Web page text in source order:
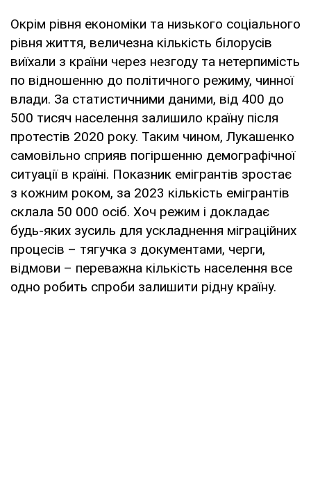
Окрім рівня економіки та низького соціального
рівня життя, величезна кількість білорусів
виїхали з країни через незгоду та нетерпимість
по відношенню до політичного режиму, чинної
влади. За статистичними даними, від 400 до
500 тисяч населення залишило країну після
протестів 2020 року. Таким чином, Лукашенко
самовільно сприяв погіршенню демографічної
ситуації в країні. Показник емігрантів зростає
з кожним роком, за 2023 кількість емігрантів
склала 50 000 осіб. Хоч режим і докладає
будь-яких зусиль для ускладнення міграційних
процесів – тягучка з документами, черги,
відмови – переважна кількість населення все
одно робить спроби залишити рідну країну.